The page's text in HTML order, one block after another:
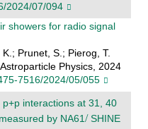
2024/07/094
showers for radio signal
Prunet, S.; Pierog, T.
Physics, 2024
7516/2024/05/055
interactions at 31, 40
by NA61 SHINE